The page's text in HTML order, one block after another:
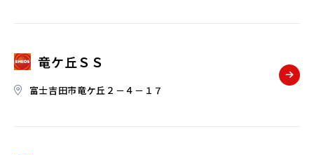
竜ケ丘ＳＳ
富士吉田市竜ケ丘２－４－１７